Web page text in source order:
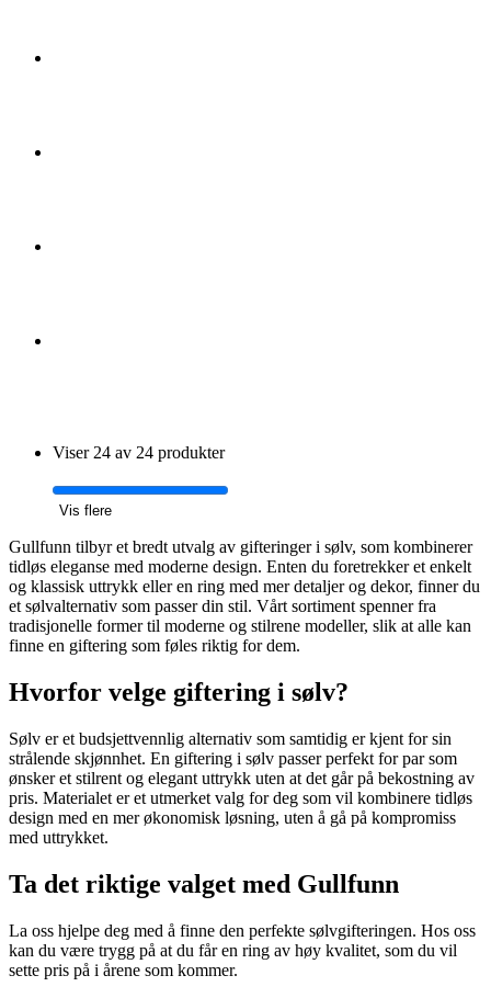
Viser 24 av 24 produkter
Vis flere
Gullfunn tilbyr et bredt utvalg av gifteringer i sølv, som kombinerer
tidløs eleganse med moderne design. Enten du foretrekker et enkelt
og klassisk uttrykk eller en ring med mer detaljer og dekor, finner du
et sølvalternativ som passer din stil. Vårt sortiment spenner fra
tradisjonelle former til moderne og stilrene modeller, slik at alle kan
finne en giftering som føles riktig for dem.
Hvorfor velge giftering i sølv?
Sølv er et budsjettvennlig alternativ som samtidig er kjent for sin
strålende skjønnhet. En giftering i sølv passer perfekt for par som
ønsker et stilrent og elegant uttrykk uten at det går på bekostning av
pris. Materialet er et utmerket valg for deg som vil kombinere tidløs
design med en mer økonomisk løsning, uten å gå på kompromiss
med uttrykket.
Ta det riktige valget med Gullfunn
La oss hjelpe deg med å finne den perfekte sølvgifteringen. Hos oss
kan du være trygg på at du får en ring av høy kvalitet, som du vil
sette pris på i årene som kommer.